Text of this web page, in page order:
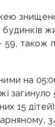
59, також
на
загинуло
15